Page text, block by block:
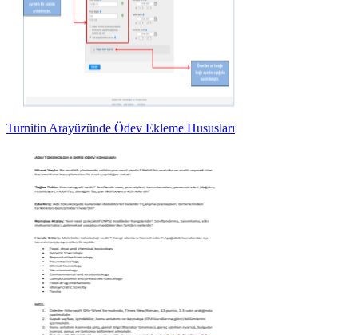
Turnitin Arayüzünde Ödev Ekleme Hususları